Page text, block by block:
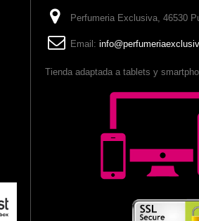
Perfumeria Exclusiva, 46530
Email:
Tienda adaptada a tablets y